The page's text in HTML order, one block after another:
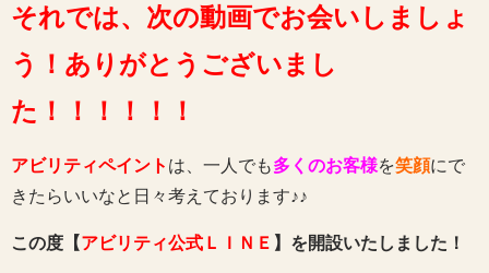
それでは、次の動画でお会いしましょ
う！ありがとうございまし
た！！！！！！
アビリティペイント は、一人でも多くのお客様を笑顔にで
きたらいいなと日々考えております♪♪
この度【アビリティ公式ＬＩＮＥ 】を開設いたしました！